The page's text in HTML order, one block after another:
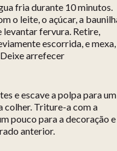
fria durante 10 minutos.
o leite, o açúcar, a
levantar fervura. Retire,
escorrida, e mexa,
arrefecer
e escave a polpa para um
colher. Triture-a com a
pouco para a decoração e
anterior.